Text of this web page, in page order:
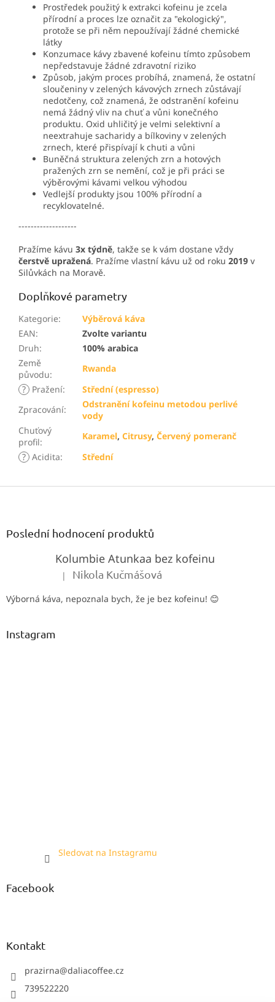
Prostředek použitý k extrakci kofeinu je zcela
přírodní a proces lze označit za "ekologický",
protože se při něm nepoužívají žádné chemické
látky
Konzumace kávy zbavené kofeinu tímto způsobem
nepředstavuje žádné zdravotní riziko
Způsob, jakým proces probíhá, znamená, že ostatní
sloučeniny v zelených kávových zrnech zůstávají
nedotčeny, což znamená, že odstranění kofeinu
nemá žádný vliv na chuť a vůni konečného
produktu. Oxid uhličitý je velmi selektivní a
neextrahuje sacharidy a bílkoviny v zelených
zrnech, které přispívají k chuti a vůni
Buněčná struktura zelených zrn a hotových
pražených zrn se nemění, což je při práci se
výběrovými kávami velkou výhodou
Vedlejší produkty jsou 100% přírodní a
recyklovatelné.
-------------------
Pražíme kávu 3x týdně, takže se k vám dostane vždy
čerstvě upražená. Pražíme vlastní kávu už od roku 2019 v
Silůvkách na Moravě.
Doplňkové parametry
Kategorie:
Výběrová káva
EAN:
Zvolte variantu
Druh:
100% arabica
Země
původu:
Rwanda
? Pražení:
Střední (espresso)
Zpracování:
Odstranění kofeinu metodou perlivé
vody
Chuťový
profil:
Karamel, Citrusy, Červený pomeranč
? Acidita: Střední
Z
Poslední hodnocení produktů
Kolumbie Atunkaa bez kofeinu
Hodnocení produktu je 5 z 5 hvězdiček.
| Nikola Kučmášová
Výborná káva, nepoznala bych, že je bez kofeinu! 😊
Instagram
Sledovat na Instagramu
Facebook
Kontakt
prazirna@daliacoffee.cz
739522220